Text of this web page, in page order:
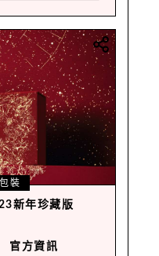
裝
新年珍藏版
官方資訊